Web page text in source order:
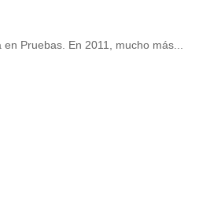
Pruebas. En 2011, mucho más...